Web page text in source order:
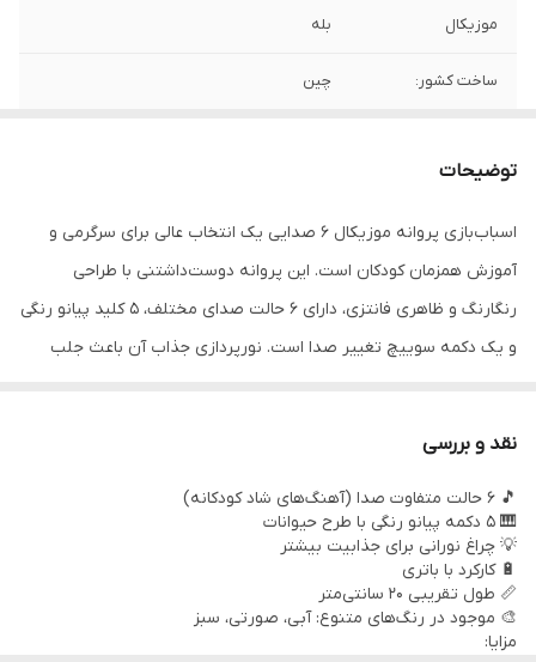
موزیکال بله
ساخت کشور: چین
توضیحات
اسباب‌بازی پروانه موزیکال 6 صدایی یک انتخاب عالی برای سرگرمی و
آموزش همزمان کودکان است. این پروانه دوست‌داشتنی با طراحی
رنگارنگ و ظاهری فانتزی، دارای 6 حالت صدای مختلف، 5 کلید پیانو رنگی
و یک دکمه سوییچ تغییر صدا است. نورپردازی جذاب آن باعث جلب
نقد و بررسی
🎵 6 حالت متفاوت صدا (آهنگ‌های شاد کودکانه)
🎹 5 دکمه پیانو رنگی با طرح حیوانات
💡 چراغ نورانی برای جذابیت بیشتر
🔋 کارکرد با باتری
📏 طول تقریبی 20 سانتی‌متر
🎨 موجود در رنگ‌های متنوع: آبی، صورتی، سبز
مزایا: